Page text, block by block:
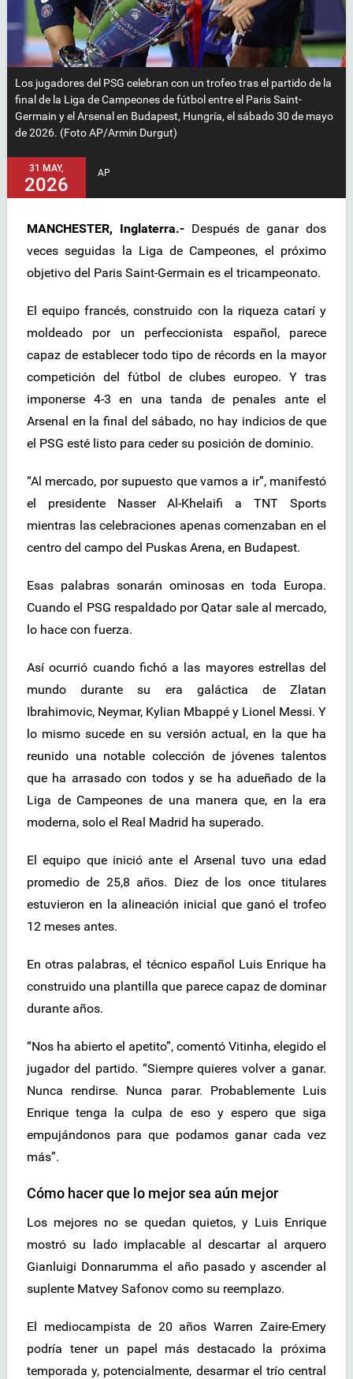
Los jugadores del PSG celebran con un trofeo tras el partido de la
final de la Liga de Campeones de fútbol entre el Paris Saint-
Germain y el Arsenal en Budapest, Hungría, el sábado 30 de mayo
de 2026. (Foto AP/Armin Durgut)
31 MAY,
2026
AP
MANCHESTER, Inglaterra.-Después de ganar dos
veces seguidas la Liga de Campeones, el próximo
objetivo del Paris Saint-Germain es el tricampeonato.
El equipo francés, construido con la riqueza catarí y
moldeado por un perfeccionista español, parece
capaz de establecer todo tipo de récords en la mayor
competición del fútbol de clubes europeo. Y tras
imponerse 4-3 en una tanda de penales ante el
Arsenal en la final del sábado, no hay indicios de que
el PSG esté listo para ceder su posición de dominio.
“Al mercado, por supuesto que vamos a ir”, manifestó
el presidente Nasser Al-Khelaifi a TNT Sports
mientras las celebraciones apenas comenzaban en el
centro del campo del Puskas Arena, en Budapest.
Esas palabras sonarán ominosas en toda Europa.
Cuando el PSG respaldado por Qatar sale al mercado,
lo hace con fuerza.
Así ocurrió cuando fichó a las mayores estrellas del
mundo durante su era galáctica de Zlatan
Ibrahimovic, Neymar, Kylian Mbappé y Lionel Messi. Y
lo mismo sucede en su versión actual, en la que ha
reunido una notable colección de jóvenes talentos
que ha arrasado con todos y se ha adueñado de la
Liga de Campeones de una manera que, en la era
moderna, solo el Real Madrid ha superado.
El equipo que inició ante el Arsenal tuvo una edad
promedio de 25,8 años. Diez de los once titulares
estuvieron en la alineación inicial que ganó el trofeo
12 meses antes.
En otras palabras, el técnico español Luis Enrique ha
construido una plantilla que parece capaz de dominar
durante años.
“Nos ha abierto el apetito”, comentó Vitinha, elegido el
jugador del partido. “Siempre quieres volver a ganar.
Nunca rendirse. Nunca parar. Probablemente Luis
Enrique tenga la culpa de eso y espero que siga
empujándonos para que podamos ganar cada vez
más”.
Cómo hacer que lo mejor sea aún mejor
Los mejores no se quedan quietos, y Luis Enrique
mostró su lado implacable al descartar al arquero
Gianluigi Donnarumma el año pasado y ascender al
suplente Matvey Safonov como su reemplazo.
El mediocampista de 20 años Warren Zaire-Emery
podría tener un papel más destacado la próxima
temporada y, potencialmente, desarmar el trío central